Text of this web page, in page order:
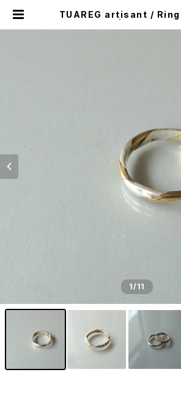
TUAREG artisant / Ring Medic
1/11